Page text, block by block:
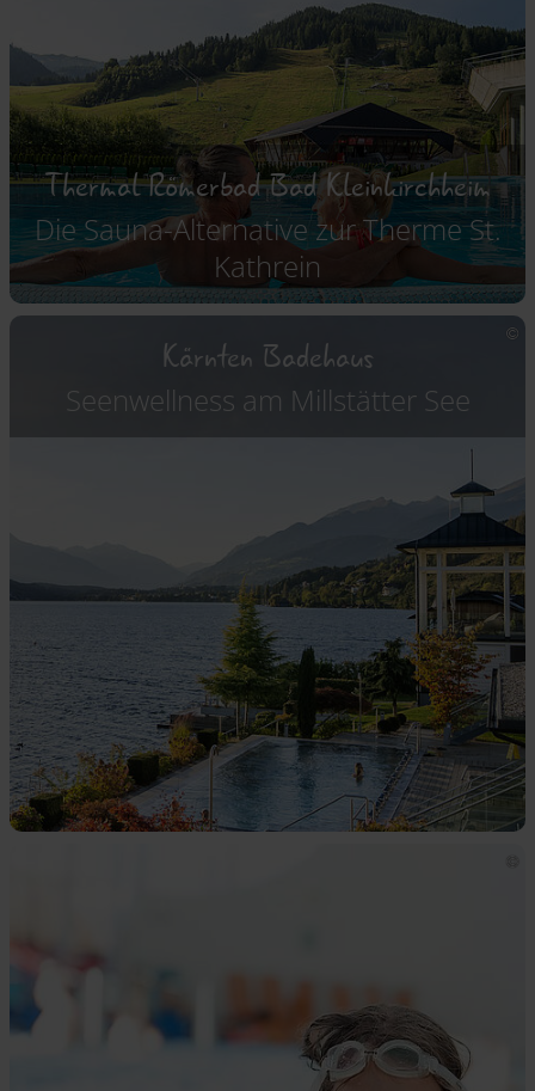
Thermal Römerbad Bad Kleinkirchheim
Die Sauna-Alternative zur Therme St.
Kathrein
Kärnten Badehaus
Seenwellness am Millstätter See